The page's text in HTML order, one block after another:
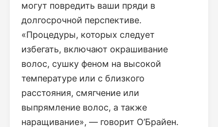
могут повредить ваши пряди в
долгосрочной перспективе.
«Процедуры, которых следует
избегать, включают окрашивание
волос, сушку феном на высокой
температуре или с близкого
расстояния, смягчение или
выпрямление волос, а также
наращивание», — говорит О’Брайен.